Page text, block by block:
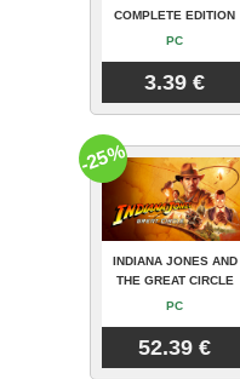
COMPLETE EDITION
PC
3.39 €
INDIANA JONES AND
THE GREAT CIRCLE
PC
52.39 €
-25%